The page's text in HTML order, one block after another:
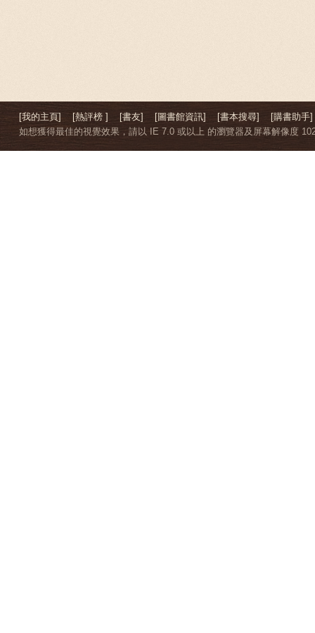
[我的主頁] [熱評榜 ] [書友] [圖書館資訊] [書本搜尋]
[購書助手]
如想獲得最佳的視覺效果，請以 IE 7.0 或以上 的瀏覽器及屏幕解像度